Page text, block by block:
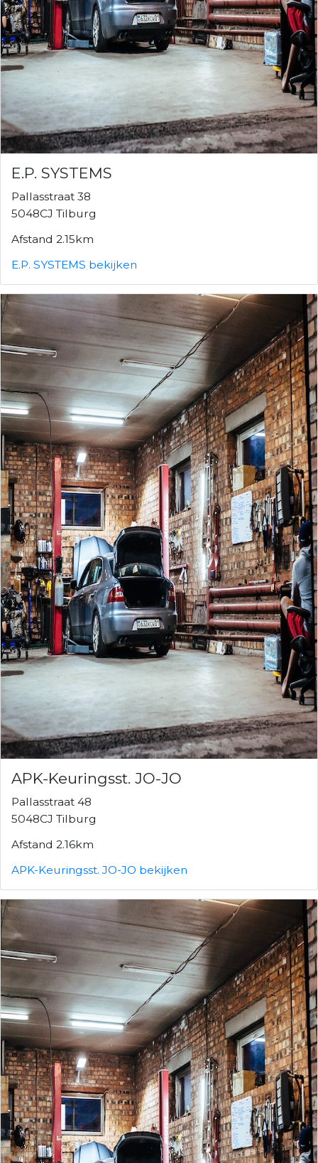
E.P. SYSTEMS
Pallasstraat 38
5048CJ Tilburg
Afstand 2.15km
E.P. SYSTEMS bekijken
APK-Keuringsst. JO-JO
Pallasstraat 48
5048CJ Tilburg
Afstand 2.16km
APK-Keuringsst. JO-JO bekijken